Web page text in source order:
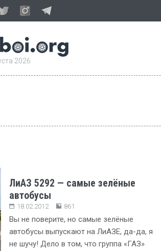
2026
ЛиАЗ 5292 — самые зелёные
автобусы
18.02.2012 861
Вы не поверите, но самые зелёные
автобусы выпускают на ЛиАЗЕ, да-да, я
не шучу! Дело в том, что группа «ГАЗ»